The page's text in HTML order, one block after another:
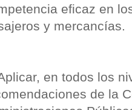
eficaz en
y mercancías.
en todos los
de la